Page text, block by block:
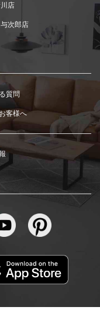
店
次郎店
質問
客様へ